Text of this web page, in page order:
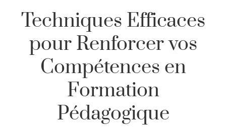
Techniques Efficaces
pour Renforcer vos
Compétences en
Formation
Pédagogique